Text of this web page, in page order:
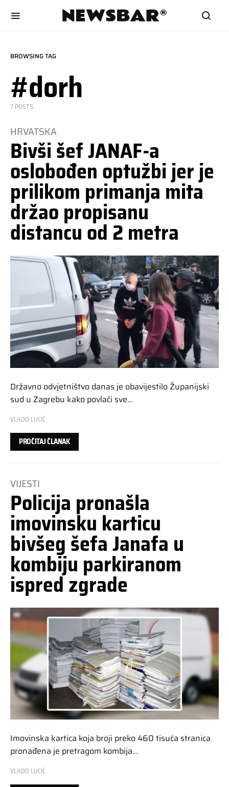
BROWSING TAG
#dorh
7 POSTS
HRVATSKA
Bivši šef JANAF-a
oslobođen optužbi jer je
prilikom primanja mita
držao propisanu
distancu od 2 metra
Državno odvjetništvo danas je obavijestilo Županijski
sud u Zagrebu kako povlači sve…
VLADO LUCIĆ
PROČITAJ ČLANAK
VIJESTI
Policija pronašla
imovinsku karticu
bivšeg šefa Janafa u
kombiju parkiranom
ispred zgrade
Imovinska kartica koja broji preko 460 tisuća stranica
pronađena je pretragom kombija…
VLADO LUCIĆ